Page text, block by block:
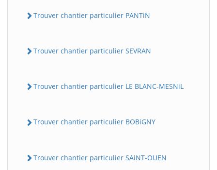
Trouver chantier particulier PANTiN
Trouver chantier particulier SEVRAN
Trouver chantier particulier LE BLANC-MESNiL
Trouver chantier particulier BOBiGNY
Trouver chantier particulier SAiNT-OUEN